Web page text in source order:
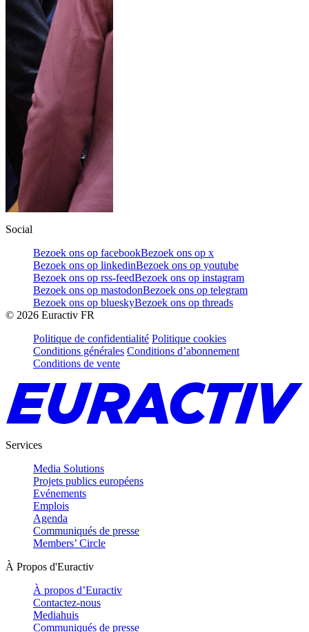
Social
Bezoek ons op facebookBezoek ons op x
Bezoek ons op linkedinBezoek ons op youtube
Bezoek ons op rss-feedBezoek ons op instagram
Bezoek ons op mastodonBezoek ons op telegram
Bezoek ons op blueskyBezoek ons op threads
© 2026 Euractiv FR
Politique de confidentialité Politique cookies
Conditions générales Conditions d’abonnement
Conditions de vente
Services
Media Solutions
Projets publics européens
Evénements
Emplois
Agenda
Communiqués de presse
Members’ Circle
À Propos d'Euractiv
À propos d’Euractiv
Contactez-nous
Mediahuis
Communiqués de presse